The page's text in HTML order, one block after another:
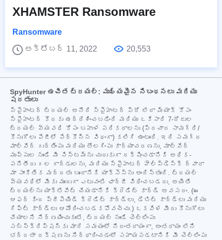
XHAMSTER Ransomware
Ransomware
అక్టోబర్ 11, 2022
20,553
SpyHunter ఉచిత ట్రయల్: ముఖ్యమైన నిబంధనలు మరియు
షరతులు
స్పైహంటర్ ట్రయల్ అనేది స్పైహంటర్ ప్రో లేదా మ్యాక్ కోసం
స్పైహంటర్ కొరకు ఉద్దేశించబడింది మరియు ఒకేసారి 7-రోజుల
ట్రయల్ వ్యవధి కోసం బహుళ పరికరాలను (ప్రచార సామగ్రి/
కొనుగోలు పేజీలో పేర్కొన్న విధంగా) కలిగి ఉంటుంది. ఇది సమగ్ర
మాల్వేర్ గుర్తింపు మరియు తొలగింపు కార్యాచరణను, మాల్వేర్
ముప్పుల నుండి మీ సిస్టమ్‌ను చురుకుగా రక్షించడానికి అధిక-
పనితీరు గల గార్డులను, మరియు స్పైహంటర్ హెల్ప్‌డెస్క్ ద్వారా
మా సాంకేతిక మద్దతు బృందానికి యాక్సెస్‌ను అందిస్తుంది. ట్రయల్
వ్యవధిలో మీకు ముందుగా ఎటువంటి ఛార్జీ విధించబడదు, అయితే
ట్రయల్‌ను యాక్టివేట్ చేయడానికి క్రెడిట్ కార్డ్ అవసరం. (ఈ
ఆఫర్ కింద ప్రీపెయిడ్ క్రెడిట్ కార్డ్‌లు, డెబిట్ కార్డ్‌లు మరియు
గిఫ్ట్ కార్డ్‌లు ఆమోదించబడకపోవచ్చు.) ఒకవేళ మీరు కొనుగోలు
చేయాలని నిర్ణయించుకుంటే, ట్రయల్ నుండి చెల్లింపు
సబ్‌స్క్రిప్షన్‌కు మారే సమయంలో నిరంతరాయంగా, అంతరాయం లేని
భద్రతా రక్షణను నిర్ధారించడంలో సహాయపడటానికి మీ చెల్లింపు